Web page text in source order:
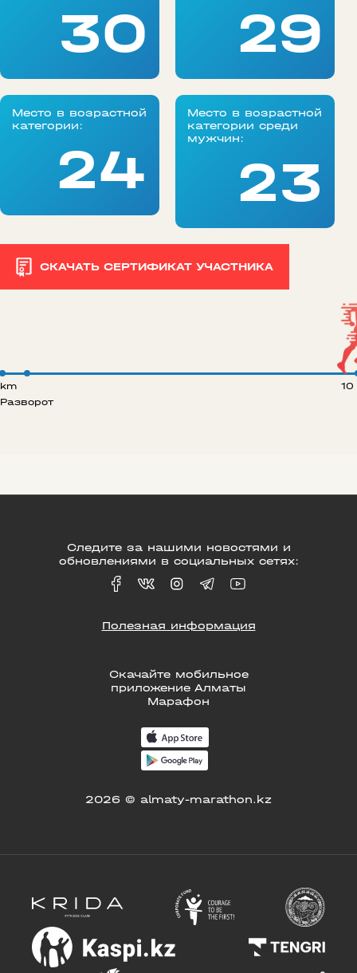
30 29
Место в возрастной
категории:
24
Место в возрастной
категории среди
мужчин:
23
СКАЧАТЬ СЕРТИФИКАТ УЧАСТНИКА
Разворот
10
Скачайте мобильное
приложение Алматы
Марафон
2026 © almaty-marathon.kz
Следите за нашими новостями и
обновлениями в социальных сетях:
Полезная информация